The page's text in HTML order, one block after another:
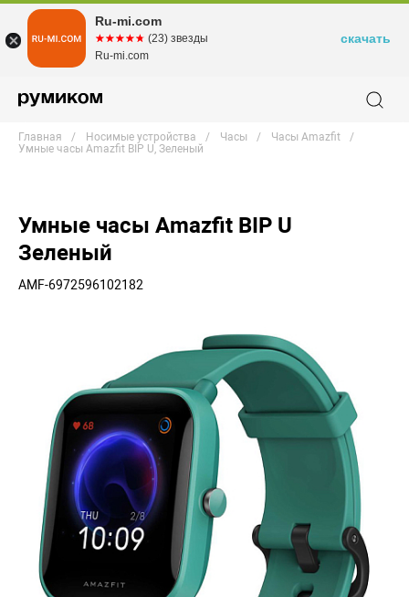
Главная Носимые устройства Часы
Часы Amazfit
Умные часы Amazfit BIP U, Зеленый
Умные часы Amazfit BIP U
Зеленый
AMF-6972596102182
Ru-mi.com
☆☆☆☆☆
★★★★★ (23) звезды
Ru-mi.com
скачать